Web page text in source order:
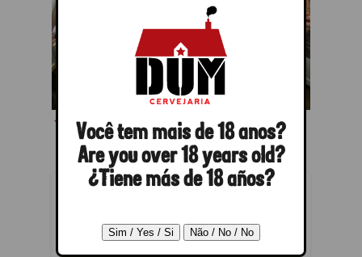
← Anterior Próximo →
RESPONDER
Você tem mais de 18 anos?
Are you over 18 years old?
¿Tiene más de 18 años?